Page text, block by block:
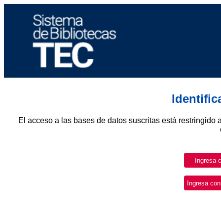
El acceso a las bases de datos suscritas está